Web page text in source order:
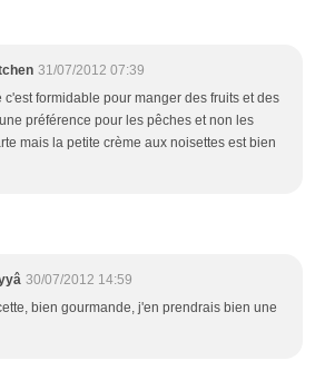
31/07/2012 07:39
c'est formidable pour manger des fruits et des
préférence pour les pêches et non les
mais la petite crème aux noisettes est bien
30/07/2012 14:59
bien gourmande, j'en prendrais bien une